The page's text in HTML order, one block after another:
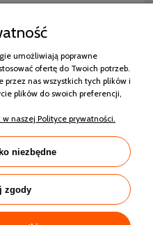
umożliwiają poprawne
ofertę do Twoich potrzeb.
nas wszystkich tych plików i
plików do swoich preferencji,
naszej Polityce prywatności.
niezbędne
zgody